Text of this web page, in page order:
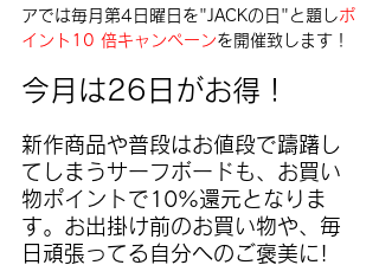
アでは毎月第4日曜日を"JACKの日"と題しポ
イント10 倍キャンペーンを開催致します！
今月は26日がお得！
新作商品や普段はお値段で躊躇し
てしまうサーフボードも、お買い
物ポイントで10%還元となりま
す。お出掛け前のお買い物や、毎
日頑張ってる自分へのご褒美に!